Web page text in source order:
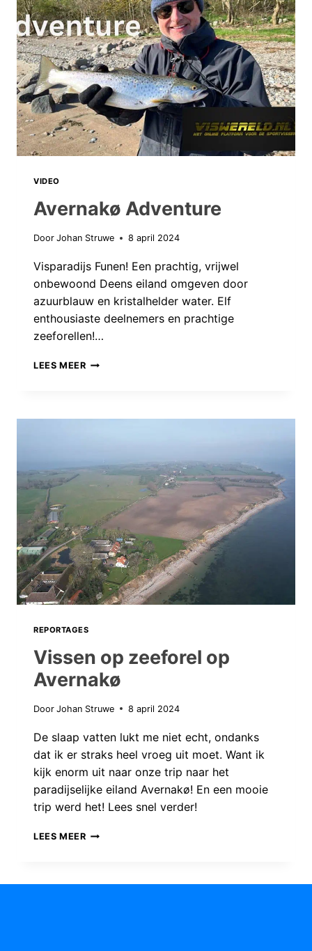
ZOMER!
VIDEO
Avernakø Adventure
Door Johan Struwe 8 april 2024
Visparadijs Funen! Een prachtig, vrijwel
onbewoond Deens eiland omgeven door
azuurblauw en kristalhelder water. Elf
enthousiaste deelnemers en prachtige
zeeforellen!…
LEES MEERAVERNAKØ
REPORTAGES
Vissen op zeeforel op
Avernakø
Door Johan Struwe 8 april 2024
De slaap vatten lukt me niet echt, ondanks
dat ik er straks heel vroeg uit moet. Want ik
kijk enorm uit naar onze trip naar het
paradijselijke eiland Avernakø! En een mooie
trip werd het! Lees snel verder!
LEES MEERVISSEN
OP